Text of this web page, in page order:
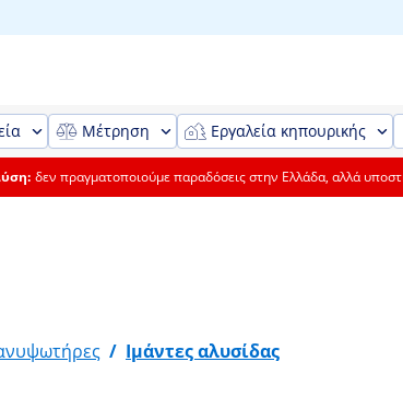
Μέτρηση Εργαλεία κηπουρικής
δεν πραγματοποιούμε παραδόσεις στην Ελλάδα, αλλά
/ Ιμάντες αλυσίδας